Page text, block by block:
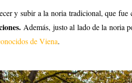
y subir a la noria tradicional, que fue
Además, justo al lado de la noria
de Viena.